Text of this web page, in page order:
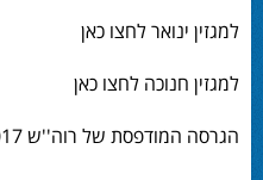
למגזין ינואר לחצו כאן
למגזין חנוכה לחצו כאן
הגרסה המודפסת של רוה''ש 2017 לקריאה לחצו כאן